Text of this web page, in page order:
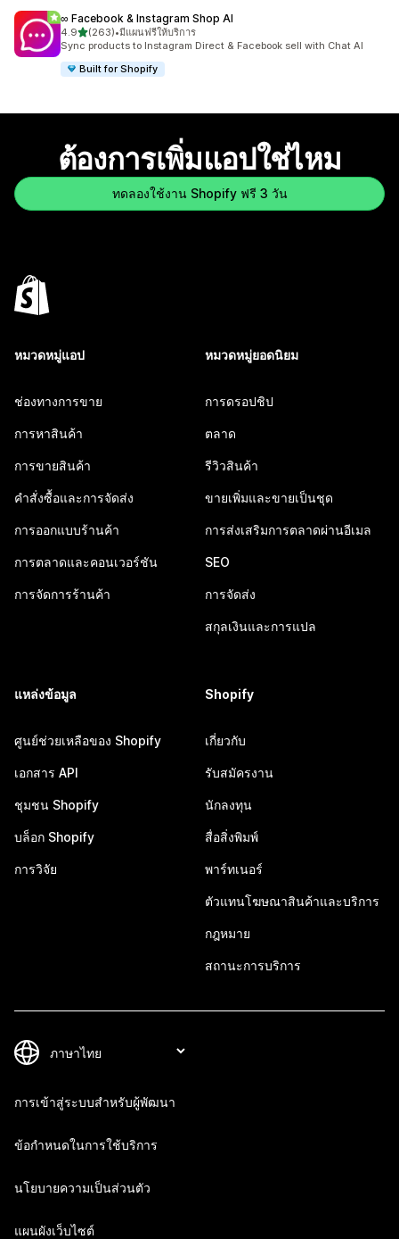
∞ Facebook & Instagram Shop AI
4.9เต็ม 5 ดาว
(263)
ทั้งหมด 263 รีวิว
•มีแผนฟรีให้บริการ
Sync products to Instagram Direct & Facebook sell with Chat AI
Built for Shopify
ต้องการเพิ่มแอปใช่ไหม
ทดลองใช้งาน Shopify ฟรี 3 วัน
หมวดหมู่แอป
ช่องทางการขาย
การหาสินค้า
การขายสินค้า
คำสั่งซื้อและการจัดส่ง
การออกแบบร้านค้า
การตลาดและคอนเวอร์ชัน
การจัดการร้านค้า
หมวดหมู่ยอดนิยม
การดรอปชิป
ตลาด
รีวิวสินค้า
ขายเพิ่มและขายเป็นชุด
การส่งเสริมการตลาดผ่านอีเมล
SEO
การจัดส่ง
สกุลเงินและการแปล
แหล่งข้อมูล
ศูนย์ช่วยเหลือของ Shopify
เอกสาร API
ชุมชน Shopify
บล็อก Shopify
การวิจัย
Shopify
เกี่ยวกับ
รับสมัครงาน
นักลงทุน
สื่อสิ่งพิมพ์
พาร์ทเนอร์
ตัวแทนโฆษณาสินค้าและบริการ
กฎหมาย
สถานะการบริการ
การเข้าสู่ระบบสำหรับผู้พัฒนา
ข้อกำหนดในการใช้บริการ
นโยบายความเป็นส่วนตัว
แผนผังเว็บไซต์